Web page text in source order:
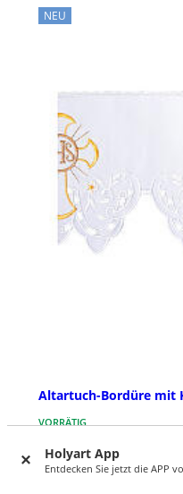
Holyart App
Entdecken Sie jetzt die APP
NEU
Altartuch-Bordüre mit
VORRÄTIG
Ab € 119,90